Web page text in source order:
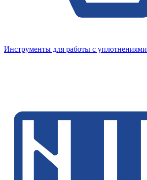
Инструменты для работы с уплотнениями